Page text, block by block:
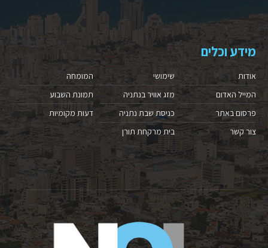
מידע וכלים
אודות
המייל האדום
פרסום באתר
צור קשר
שימושי
מזג אוויר בנתניה
כניסת שבת נתניה
בית מרקחת תורן
המומחה
תמונת השבוע
דעות מקומיות